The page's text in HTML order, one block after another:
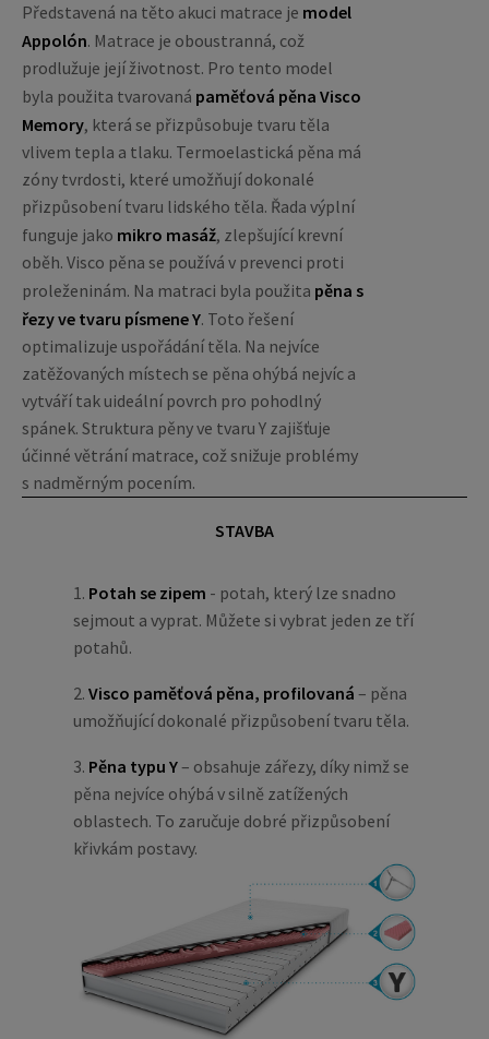
Představená na těto akuci matrace je model
Appolón. Matrace je oboustranná, což
prodlužuje její životnost. Pro tento model
byla použita tvarovaná paměťová pěna Visco
Memory, která se přizpůsobuje tvaru těla
vlivem tepla a tlaku. Termoelastická pěna má
zóny tvrdosti, které umožňují dokonalé
přizpůsobení tvaru lidského těla. Řada výplní
funguje jako mikro masáž, zlepšující krevní
oběh. Visco pěna se používá v prevenci proti
proleženinám. Na matraci byla použita pěna s
řezy ve tvaru písmene Y. Toto řešení
optimalizuje uspořádání těla. Na nejvíce
zatěžovaných místech se pěna ohýbá nejvíc a
vytváří tak uideální povrch pro pohodlný
spánek. Struktura pěny ve tvaru Y zajišťuje
účinné větrání matrace, což snižuje problémy
s nadměrným pocením.
STAVBA
1. Potah se zipem - potah, který lze snadno
sejmout a vyprat. Můžete si vybrat jeden ze tří
potahů.
2.Visco paměťová pěna, profilovaná – pěna
umožňující dokonalé přizpůsobení tvaru těla.
3. Pěna typu Y– obsahuje zářezy, díky nimž se
pěna nejvíce ohýbá v silně zatížených
oblastech. To zaručuje dobré přizpůsobení
křivkám postavy.